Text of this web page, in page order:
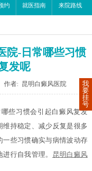
约 就医指南 来院路线
院-日常哪些习惯
发呢
作者: 昆明白癜风医院
些习惯会引起白癜风复发
持稳定、减少反复是很多
一些习惯确实与病情波动存
行自我管理。 昆明白癜风
我
要
挂
号